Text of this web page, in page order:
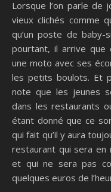
Lorsque l’on parle de
vieux clichés comme
qu’un poste de
pourtant, il arrive que
une moto avec ses
les petits boulots. Et
note que les jeunes
dans les restaurants
étant donné que ce
qui fait qu’il y aura
restaurant qui sera en
et qui ne sera pas
quelques euros de